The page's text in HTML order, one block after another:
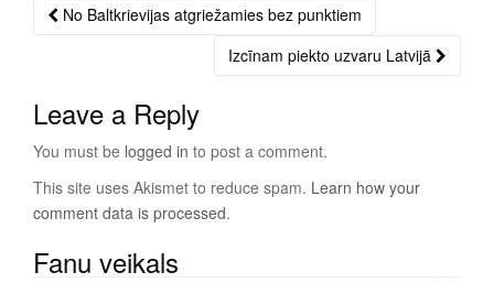
Post
No Baltkrievijas atgriežamies bez punktiem
Izcīnam piekto uzvaru Latvijā
Leave a Reply
You must be logged in to post a comment.
This site uses Akismet to reduce spam. Learn how your
comment data is processed.
Fanu veikals